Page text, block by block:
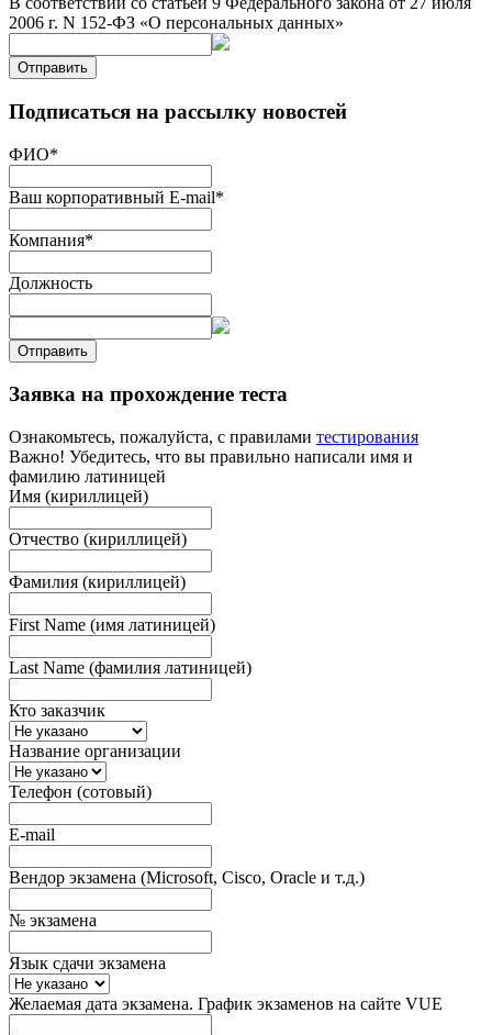
2006 г. N 152-ФЗ «О персональных данных»
Отправить
Подписаться на рассылку новостей
ФИО*
Ваш корпоративный E-mail*
Компания*
Должность
Отправить
Заявка на прохождение теста
Ознакомьтесь, пожалуйста, с правилами тестирования
Важно! Убедитесь, что вы правильно написали имя и
фамилию латиницей
Имя (кириллицей)
Отчество (кириллицей)
Фамилия (кириллицей)
First Name (имя латиницей)
Last Name (фамилия латиницей)
Кто заказчик
Название организации
Телефон (сотовый)
E-mail
Вендор экзамена (Microsoft, Cisco, Oracle и т.д.)
№ экзамена
Язык сдачи экзамена
Желаемая дата экзамена. График экзаменов на сайте VUE